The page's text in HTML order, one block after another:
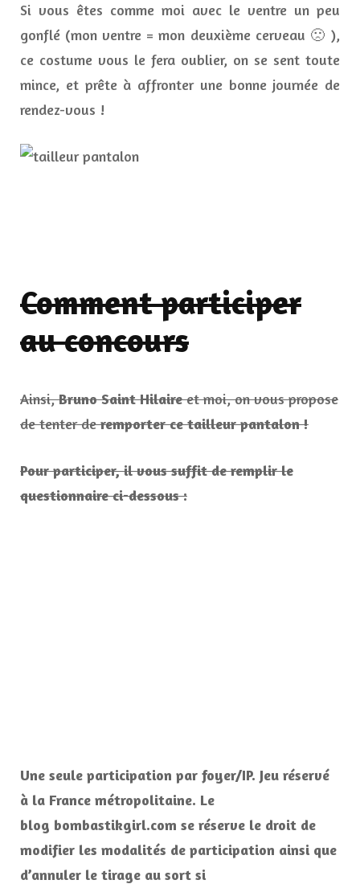
Si vous êtes comme moi avec le ventre un peu
gonflé (mon ventre = mon deuxième cerveau 🙁 ),
ce costume vous le fera oublier, on se sent toute
mince, et prête à affronter une bonne journée de
rendez-vous !
Comment participer
au concours
Ainsi,Bruno Saint Hilaireet moi, on vous propose
de tenter deremporter ce tailleur pantalon !
Pour participer, il vous suffit de remplir le
questionnaire ci-dessous :
Une seule participation par foyer/IP. Jeu réservé
à la France métropolitaine. Le
blog bombastikgirl.com se réserve le droit de
modifier les modalités de participation ainsi que
d’annuler le tirage au sort si